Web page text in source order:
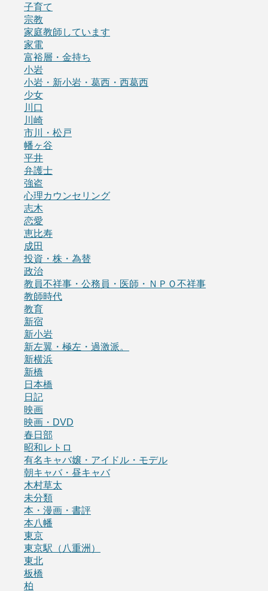
子育て
宗教
家庭教師しています
家電
富裕層・金持ち
小岩
小岩・新小岩・葛西・西葛西
少女
川口
川崎
市川・松戸
幡ヶ谷
平井
弁護士
強盗
心理カウンセリング
志木
恋愛
恵比寿
成田
投資・株・為替
政治
教員不祥事・公務員・医師・ＮＰＯ不祥事
教師時代
教育
新宿
新小岩
新左翼・極左・過激派。
新横浜
新橋
日本橋
日記
映画
映画・DVD
春日部
昭和レトロ
有名キャバ嬢・アイドル・モデル
朝キャバ・昼キャバ
木村草太
未分類
本・漫画・書評
本八幡
東京
東京駅（八重洲）
東北
板橋
柏